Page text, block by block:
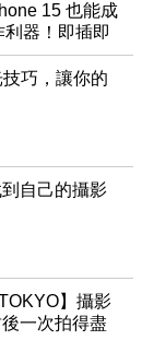
15 也能成
器！即插即
更有大容量與
巧，讓你的
到自己的攝影
】攝影
一次拍得盡